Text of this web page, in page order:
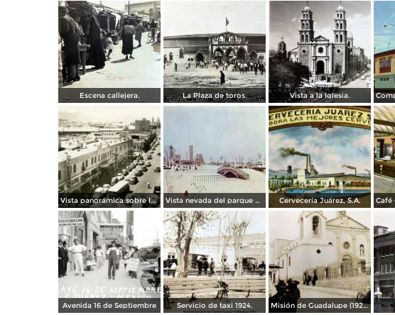
Escena callejera. La Plaza de toros. Vista a la Iglesia.
Vista panorámica sobre la Avenida 16 de Septiembre Vista nevada del parque El Chamizal Cervecería Juárez, S.A.
Avenida 16 de Septiembre Servicio de taxi 1924. Misión de Guadalupe (1924)